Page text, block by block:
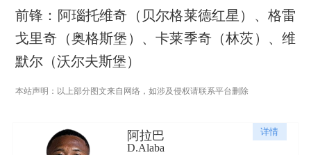
前锋：阿瑙托维奇（贝尔格莱德红星）、格雷
戈里奇（奥格斯堡）、卡莱季奇（林茨）、维
默尔（沃尔夫斯堡）
本站声明：以上部分图文来自网络，如涉及侵权请联系平台删除
详情
阿拉巴
D.Alaba